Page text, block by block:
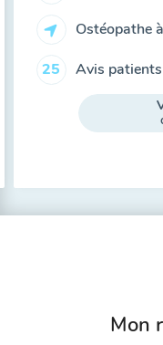
Ostéopathe à
25 Avis patients
Mon